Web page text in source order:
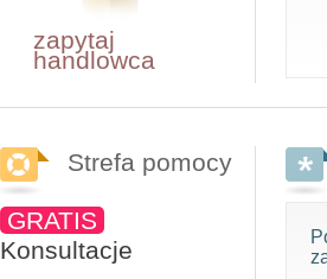
zapytaj
handlowca
Strefa pomocy
GRATIS
Konsultacje